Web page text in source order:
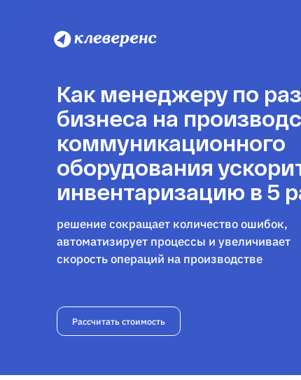
Как менеджеру по
бизнеса на
коммуникационного
оборудования
инвентаризацию в 5
решение сокращает количество ошибок,
автоматизирует процессы и увеличивает
скорость операций на производстве
Рассчитать стоимость